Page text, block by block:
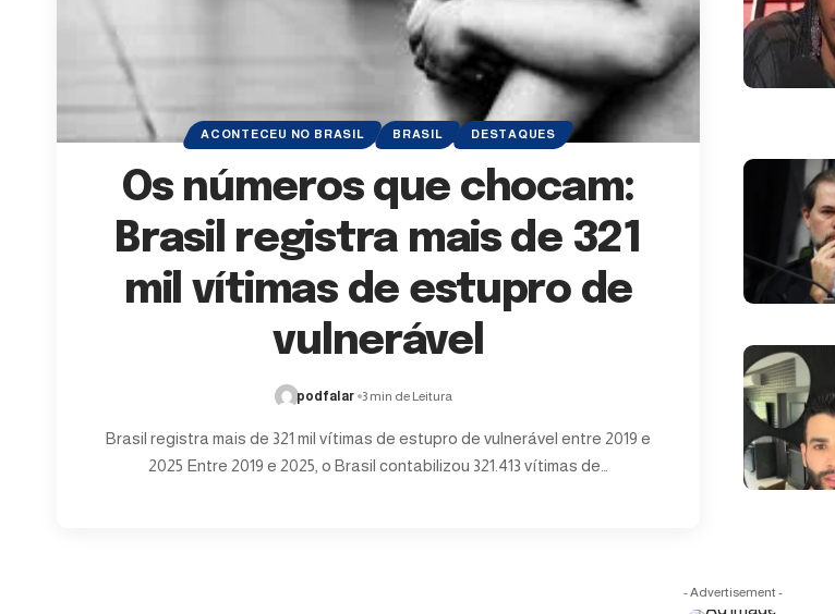
ACONTECEU NO BRASIL BRASIL DESTAQUES
Os números que chocam:
Brasil registra mais de 321
mil vítimas de estupro de
vulnerável
podfalar 3 min de Leitura
Brasil registra mais de 321 mil vítimas de estupro de vulnerável entre 2019 e
2025 Entre 2019 e 2025, o Brasil contabilizou 321.413 vítimas de…
- Advertisement -